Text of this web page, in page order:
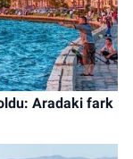
Aradaki fark